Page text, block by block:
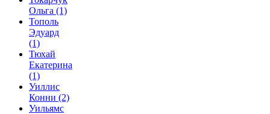
Ольга (1)
Тополь
Эдуард
(1)
Тюхай
Екатерина
(1)
Уиллис
Конни (2)
Уильямс